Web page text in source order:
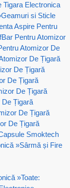
Tigara Electronica
Geamuri si Sticle
Aspire Pentru
Pentru Atomizor
Atomizor De
De Țigară
De Țigară
De Țigară
De Țigară
Țigară
De Țigară
De Țigară
Smoktech
»Sârmă și Fire
»Toate: